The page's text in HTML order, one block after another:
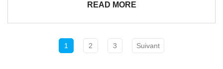
READ MORE
1 2 3 Suivant